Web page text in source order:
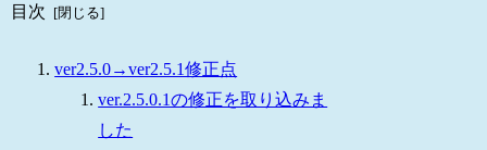
目次
ver2.5.0→ver2.5.1修正点
ver.2.5.0.1の修正を取り込みま
した